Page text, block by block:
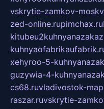
vskrytie-zamkov-
zed-online.rupimchax.ru
xehyroo-5-
guzywia-4-
cs68.ruvladivostok-
raszar.ruvskrytie-